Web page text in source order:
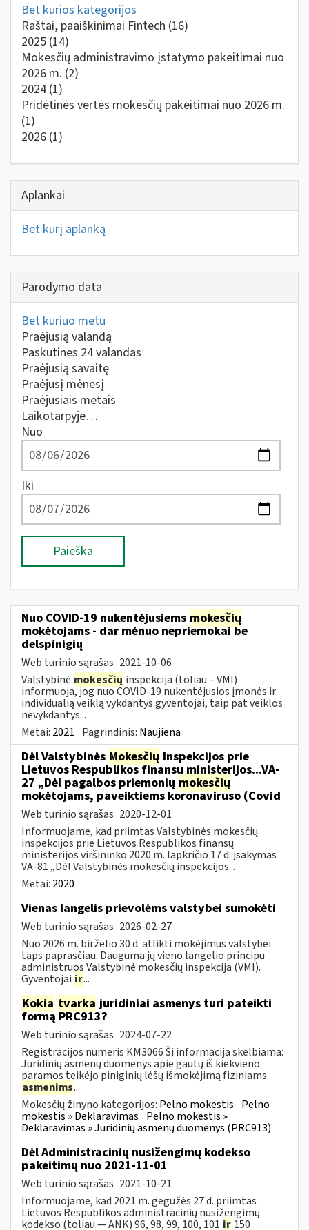
Bet kurios kategorijos
Raštai, paaiškinimai Fintech (16)
2025 (14)
Mokesčių administravimo įstatymo pakeitimai nuo
2026 m. (2)
2024 (1)
Pridėtinės vertės mokesčių pakeitimai nuo 2026 m.
(1)
2026 (1)
Aplankai
Bet kurį aplanką
Parodymo data
Bet kuriuo metu
Praėjusią valandą
Paskutines 24 valandas
Praėjusią savaitę
Praėjusį mėnesį
Praėjusiais metais
Laikotarpyje…
Nuo
Iki
Paieška
Nuo COVID-19 nukentėjusiems mokesčių
mokėtojams - dar mėnuo nepriemokai be
delspinigių
Web turinio sąrašas 2021-10-06
Valstybinė mokesčių inspekcija (toliau – VMI)
informuoja, jog nuo COVID-19 nukentėjusios įmonės ir
individualią veiklą vykdantys gyventojai, taip pat veiklos
nevykdantys...
Metai: 2021 Pagrindinis: Naujiena
Dėl Valstybinės Mokesčių Inspekcijos prie
Lietuvos Respublikos finansų ministerijos...VA-
27 „Dėl pagalbos priemonių mokesčių
mokėtojams, paveiktiems koronaviruso (Covid
Web turinio sąrašas 2020-12-01
Informuojame, kad priimtas Valstybinės mokesčių
inspekcijos prie Lietuvos Respublikos finansų
ministerijos viršininko 2020 m. lapkričio 17 d. įsakymas
VA-81 „Dėl Valstybinės mokesčių inspekcijos...
Metai: 2020
Vienas langelis prievolėms valstybei sumokėti
Web turinio sąrašas 2026-02-27
Nuo 2026 m. birželio 30 d. atlikti mokėjimus valstybei
taps paprasčiau. Dauguma jų vieno langelio principu
administruos Valstybinė mokesčių inspekcija (VMI).
Gyventojai ir...
Kokia tvarka juridiniai asmenys turi pateikti
formą PRC913?
Web turinio sąrašas 2024-07-22
Registracijos numeris KM3066 Ši informacija skelbiama:
Juridinių asmenų duomenys apie gautų iš kiekvieno
paramos teikėjo piniginių lėšų išmokėjimą fiziniams
asmenims...
Mokesčių žinyno kategorijos: Pelno mokestis Pelno
mokestis » Deklaravimas Pelno mokestis »
Deklaravimas » Juridinių asmenų duomenys (PRC913)
Dėl Administracinių nusižengimų kodekso
pakeitimų nuo 2021-11-01
Web turinio sąrašas 2021-10-21
Informuojame, kad 2021 m. gegužės 27 d. priimtas
Lietuvos Respublikos administracinių nusižengimų
kodekso (toliau — ANK) 96, 98, 99, 100, 101 ir 150